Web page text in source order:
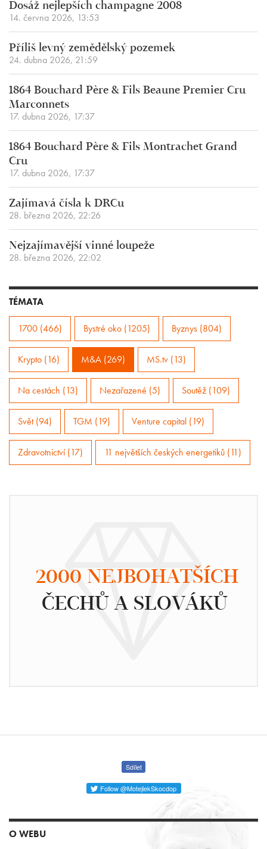
Dosáž nejlepších champagne 2008
14. června 2026, 13:53
Příliš levný zemědělský pozemek
24. dubna 2026, 21:59
1864 Bouchard Père & Fils Beaune Premier Cru
Marconnets
17. dubna 2026, 17:37
1864 Bouchard Père & Fils Montrachet Grand
Cru
17. dubna 2026, 17:37
Zajímavá čísla k DRCu
28. března 2026, 22:26
Nejzajímavější vinné loupeže
28. března 2026, 22:02
TÉMATA
1700 (466) Bystré oko (1205) Byznys (804)
Krypto (16) M&A (269) MS.tv (13)
Na cestách (13) Nezařazené (5) Soutěž (109)
Svět (94) TGM (19) Venture capital (19)
Zdravotnictví (17) 11 největších českých energetiků (11)
2000 NEJBOHATŠÍCH
ČECHŮ A SLOVÁKŮ
Sdílet
Follow @MotejlekSkocdop
O WEBU